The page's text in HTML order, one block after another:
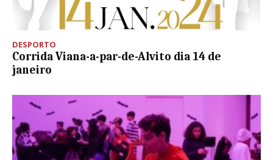
DESPORTO
Corrida Viana-a-par-de-Alvito dia 14 de
janeiro